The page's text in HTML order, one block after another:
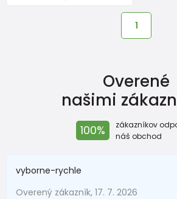
1
Overené
našimi
100%
zákazníkov
náš obchod
vyborne-rychle
Overený zákazník, 17. 7. 2026